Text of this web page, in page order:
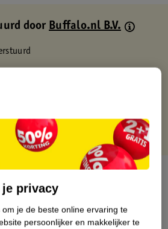
doorBuffalo.nl B.V.
verkooppartner.
kaart
je privacy
je de beste online ervaring te
persoonlijker en makkelijker te